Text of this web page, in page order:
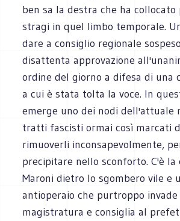
ben sa la destra che ha
stragi in quel limbo temporale.
dare a consiglio regionale
disattenta approvazione
ordine del giorno a difesa di una
a cui è stata tolta la voce. In
emerge uno dei nodi dell'attuale
tratti fascisti ormai così marcati
rimuoverli inconsapevolmente,
precipitare nello sconforto. C'è la
Maroni dietro lo sgombero vile e
antioperaio che purtroppo invade
magistratura e consiglia al